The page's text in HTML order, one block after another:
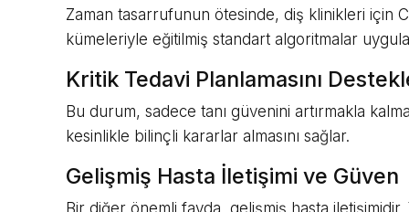
Zaman tasarrufunun ötesinde, diş klinikleri için
kümeleriyle eğitilmiş standart algoritmalar
Kritik Tedavi Planlamasını
Bu durum, sadece tanı güvenini artırmakla
kesinlikle bilinçli kararlar almasını sağlar.
Gelişmiş Hasta İletişimi ve Güven